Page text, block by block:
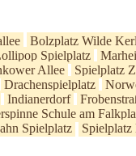
Bolzplatz Wilde
Spielplatz
Allee
Spielplatz
Drachenspielplatz
Indianerdorf
Schule am
Spielplatz Spielplatz